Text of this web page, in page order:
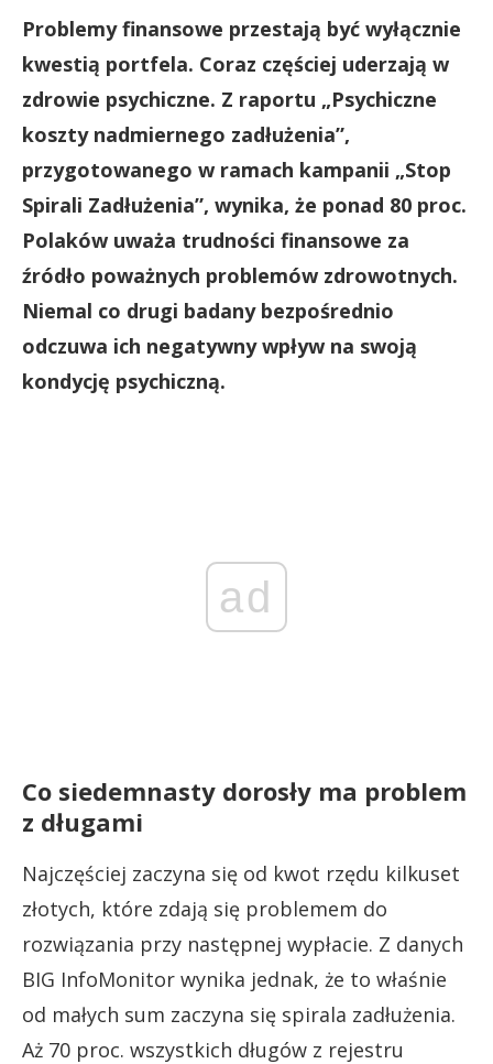
Problemy finansowe przestają być wyłącznie
kwestią portfela. Coraz częściej uderzają w
zdrowie psychiczne. Z raportu „Psychiczne
koszty nadmiernego zadłużenia”,
przygotowanego w ramach kampanii „Stop
Spirali Zadłużenia”, wynika, że ponad 80 proc.
Polaków uważa trudności finansowe za
źródło poważnych problemów zdrowotnych.
Niemal co drugi badany bezpośrednio
odczuwa ich negatywny wpływ na swoją
kondycję psychiczną.
ad
Co siedemnasty dorosły ma problem
z długami
Najczęściej zaczyna się od kwot rzędu kilkuset
złotych, które zdają się problemem do
rozwiązania przy następnej wypłacie. Z danych
BIG InfoMonitor wynika jednak, że to właśnie
od małych sum zaczyna się spirala zadłużenia.
Aż 70 proc. wszystkich długów z rejestru